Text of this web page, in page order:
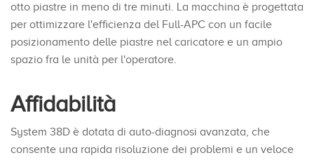
otto piastre in meno di tre minuti. La macchina è progettata
per ottimizzare l'efficienza del Full-APC con un facile
posizionamento delle piastre nel caricatore e un ampio
spazio fra le unità per l'operatore.
Affidabilità
System 38D è dotata di auto-diagnosi avanzata, che
consente una rapida risoluzione dei problemi e un veloce